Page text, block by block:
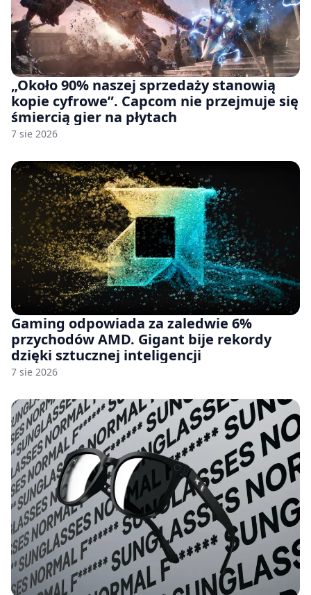
„Około 90% naszej sprzedaży stanowią
kopie cyfrowe”. Capcom nie przejmuje się
śmiercią gier na płytach
7 sie 2026
Gaming odpowiada za zaledwie 6%
przychodów AMD. Gigant bije rekordy
dzięki sztucznej inteligencji
7 sie 2026